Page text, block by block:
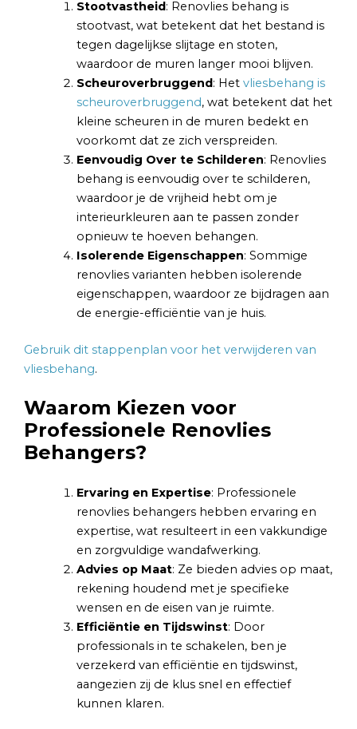
Stootvastheid: Renovlies behang is
stootvast, wat betekent dat het bestand is
tegen dagelijkse slijtage en stoten,
waardoor de muren langer mooi blijven.
Scheuroverbruggend: Het vliesbehang is
scheuroverbruggend, wat betekent dat het
kleine scheuren in de muren bedekt en
voorkomt dat ze zich verspreiden.
Eenvoudig Over te Schilderen: Renovlies
behang is eenvoudig over te schilderen,
waardoor je de vrijheid hebt om je
interieurkleuren aan te passen zonder
opnieuw te hoeven behangen.
Isolerende Eigenschappen: Sommige
renovlies varianten hebben isolerende
eigenschappen, waardoor ze bijdragen aan
de energie-efficiëntie van je huis.
Gebruik dit stappenplan voor het verwijderen van
vliesbehang.
Waarom Kiezen voor
Professionele Renovlies
Behangers?
Ervaring en Expertise: Professionele
renovlies behangers hebben ervaring en
expertise, wat resulteert in een vakkundige
en zorgvuldige wandafwerking.
Advies op Maat: Ze bieden advies op maat,
rekening houdend met je specifieke
wensen en de eisen van je ruimte.
Efficiëntie en Tijdswinst: Door
professionals in te schakelen, ben je
verzekerd van efficiëntie en tijdswinst,
aangezien zij de klus snel en effectief
kunnen klaren.